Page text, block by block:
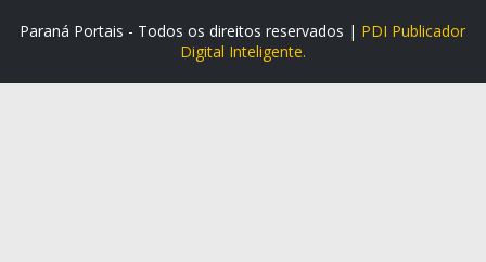
Paraná Portais - Todos os direitos reservados | PDI Publicador
Digital Inteligente.